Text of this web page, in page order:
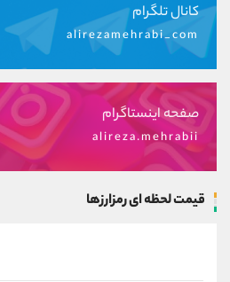
کانال تلگرام
alirezamehrabi_com
صفحه اینستاگرام
alireza.mehrabii
قیمت لحظه ای رمزارزها